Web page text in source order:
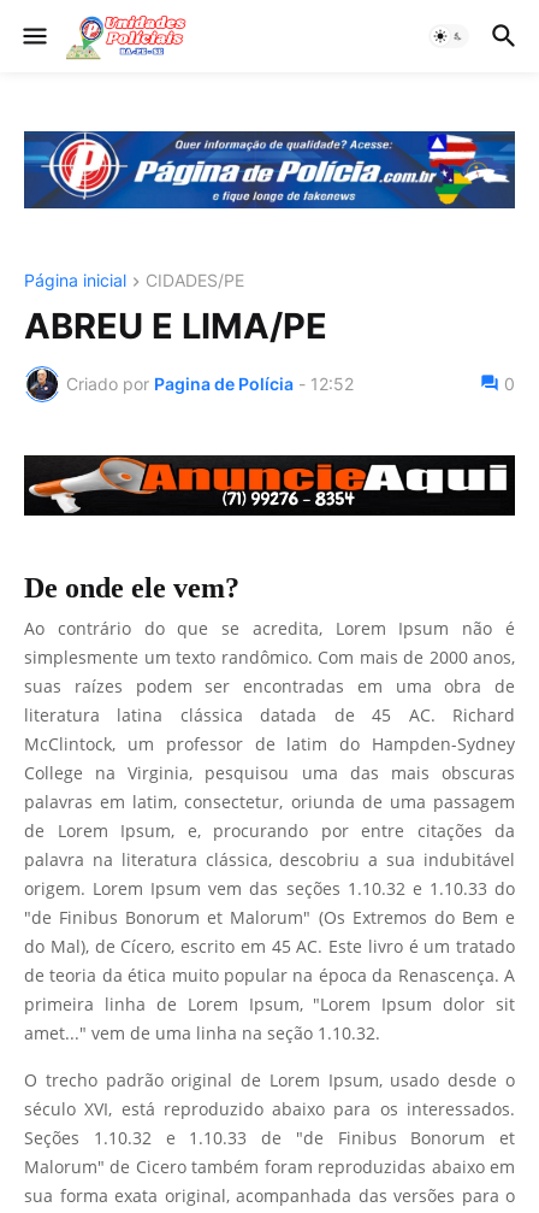
Página inicial CIDADES/PE
ABREU E LIMA/PE
Criado por Pagina de Polícia - 12:52 0
De onde ele vem?
Ao contrário do que se acredita, Lorem Ipsum não é
simplesmente um texto randômico. Com mais de 2000 anos,
suas raízes podem ser encontradas em uma obra de
literatura latina clássica datada de 45 AC. Richard
McClintock, um professor de latim do Hampden-Sydney
College na Virginia, pesquisou uma das mais obscuras
palavras em latim, consectetur, oriunda de uma passagem
de Lorem Ipsum, e, procurando por entre citações da
palavra na literatura clássica, descobriu a sua indubitável
origem. Lorem Ipsum vem das seções 1.10.32 e 1.10.33 do
"de Finibus Bonorum et Malorum" (Os Extremos do Bem e
do Mal), de Cícero, escrito em 45 AC. Este livro é um tratado
de teoria da ética muito popular na época da Renascença. A
primeira linha de Lorem Ipsum, "Lorem Ipsum dolor sit
amet..." vem de uma linha na seção 1.10.32.
O trecho padrão original de Lorem Ipsum, usado desde o
século XVI, está reproduzido abaixo para os interessados.
Seções 1.10.32 e 1.10.33 de "de Finibus Bonorum et
Malorum" de Cicero também foram reproduzidas abaixo em
sua forma exata original, acompanhada das versões para o